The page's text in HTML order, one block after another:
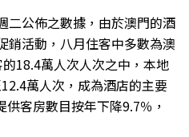
二公佈之數據，由於澳門的酒
銷活動，八月住客中多數為澳
18.4萬人次人次之中，本地
萬人次，成為酒店的主要
客房數目按年下降9.7％，